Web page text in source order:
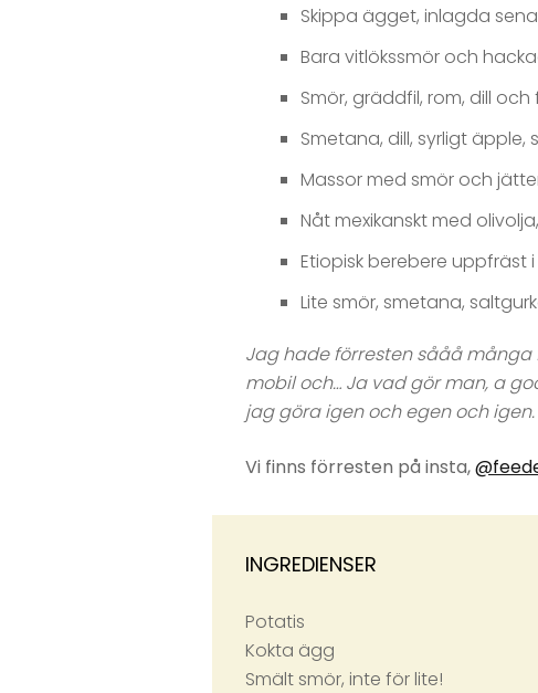
Skippa ägget, inlagda
Bara vitlökssmör och
Smör, gräddfil, rom, dill
Smetana, dill, syrligt äpple,
Massor med smör och
Nåt mexikanskt med
Etiopisk berebere uppfräst
Lite smör, smetana,
Jag hade förresten sååå
mobil och… Ja vad gör man, a
jag göra igen och egen och igen.
Vi finns förresten på insta,
INGREDIENSER
Potatis
Kokta ägg
Smält smör, inte för lite!